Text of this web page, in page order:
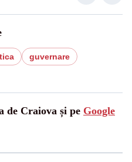
guvernare
de Craiova și pe Google